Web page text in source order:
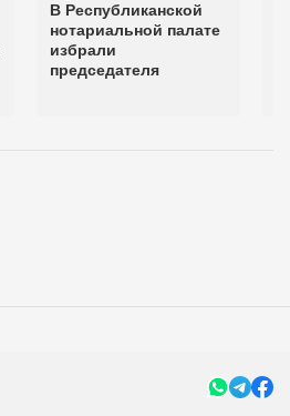
В Республиканской
нотариальной палате
избрали
председателя